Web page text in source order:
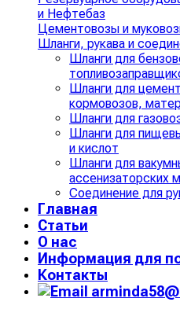
и Нефтебаз
Цементовозы и
Шланги, рукава и
Шланги для
Шланги для
кормовозов,
Шланги для
Шланги для
и кислот
Шланги для
ассенизаторских
Соединение для
Главная
Статьи
О нас
Информация для
Контакты